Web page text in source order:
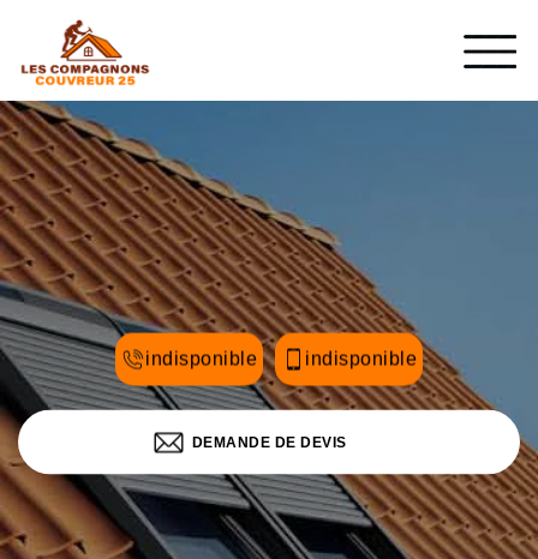
indisponible indisponible
DEMANDE DE DEVIS